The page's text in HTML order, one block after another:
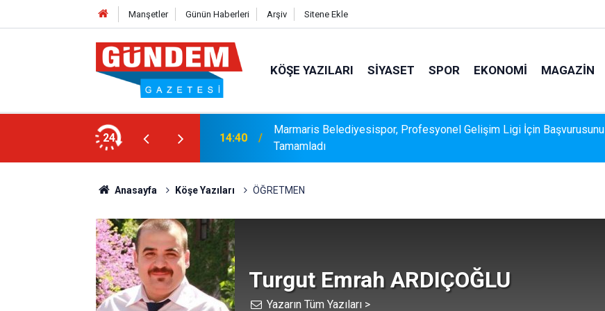
Manşetler Günün Haberleri Arşiv Sitene Ekle
KÖŞE YAZILARI SIYASET SPOR EKONOMI MAGAZIN
24
Güçlü Takviye: Mustafa Çolakoğlu ile
14:40
Marmaris Belediyesispor, Profesyonel Gelişim Ligi İçin Başvurusunu
Tamamladı
Anasayfa Köşe Yazıları ÖĞRETMEN
Turgut Emrah ARDIÇOĞLU
Yazarın Tüm Yazıları >